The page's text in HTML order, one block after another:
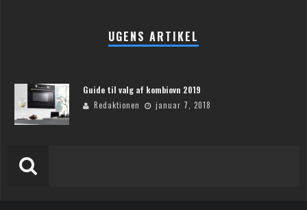
UGENS ARTIKEL
Guide til valg af kombiovn 2019
Redaktionen januar 7, 2018